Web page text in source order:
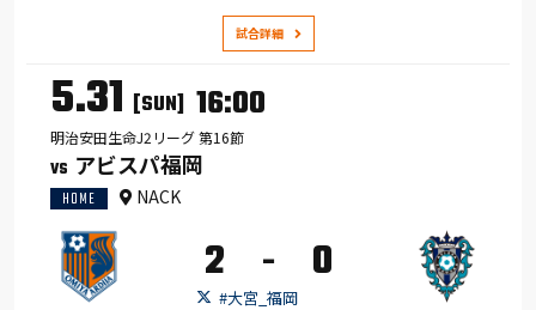
試合詳細
5.31 [SUN] 16:00
明治安田生命J2リーグ 第16節
VS アビスパ福岡
HOME NACK
2 - 0
#大宮_福岡